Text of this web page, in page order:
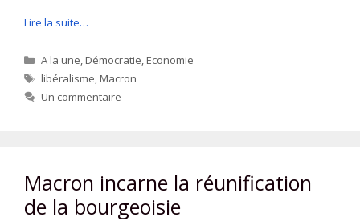
Lire la suite…
Catégories
A la une,Démocratie,Economie
Étiquettes
libéralisme,Macron
Un commentaire
Macron incarne la réunification
de la bourgeoisie